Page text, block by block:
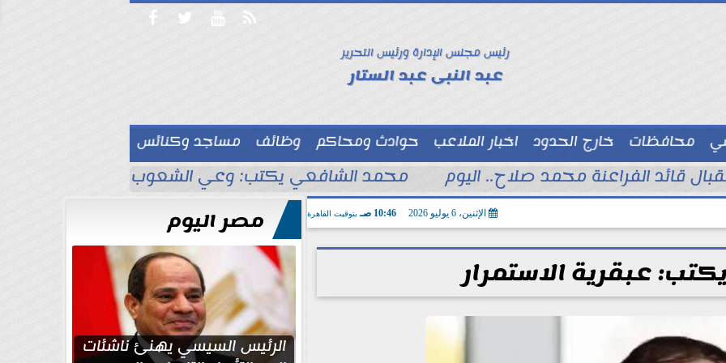
   
رئيس مجلس الإدارة ورئيس التحرير
عبد النبى عبد الستار
محافظات خارج الحدود اخبار الملاعب حوادث ومحاكم وظائف
مساجد وكنائس
توك شو  قائد الفراعنة محمد صلاح.. اليوم محمد الشافعي يكتب: وعي الشعوب لا يُقاس
الإثنين، 6 يوليو 2026 10:46 صـ بتوقيت القاهرة
عبقرية الاستمرار
مصر اليوم
الرئيس السيسي يهنئ ناشئات